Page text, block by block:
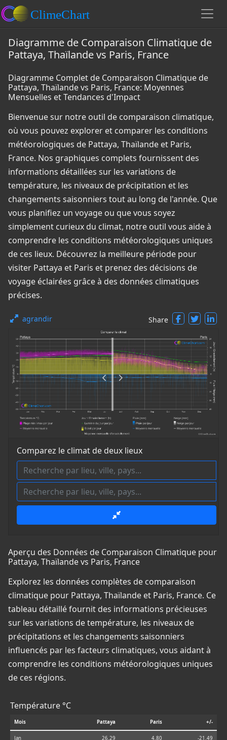
Diagramme de Comparaison Climatique de
Pattaya, Thaïlande vs Paris, France
Diagramme Complet de Comparaison Climatique de
Pattaya, Thaïlande vs Paris, France: Moyennes
Mensuelles et Tendances d'Impact
Bienvenue sur notre outil de comparaison climatique,
où vous pouvez explorer et comparer les conditions
météorologiques de Pattaya, Thaïlande et Paris,
France. Nos graphiques complets fournissent des
informations détaillées sur les variations de
température, les niveaux de précipitation et les
changements saisonniers tout au long de l'année. Que
vous planifiez un voyage ou que vous soyez
simplement curieux du climat, notre outil vous aide à
comprendre les conditions météorologiques uniques
de ces lieux. Découvrez la meilleure période pour
visiter Pattaya et Paris et prenez des décisions de
voyage éclairées grâce à des données climatiques
précises.
agrandir Share
Comparez le climat de deux lieux
Aperçu des Données de Comparaison Climatique pour
Pattaya, Thaïlande vs Paris, France
Explorez les données complètes de comparaison
climatique pour Pattaya, Thaïlande et Paris, France. Ce
tableau détaillé fournit des informations précieuses
sur les variations de température, les niveaux de
précipitations et les changements saisonniers
influencés par les facteurs climatiques, vous aidant à
comprendre les conditions météorologiques uniques
de ces régions.
Température °C
Mois Pattaya Paris +/-
Jan 26.29 4.80 -21.49